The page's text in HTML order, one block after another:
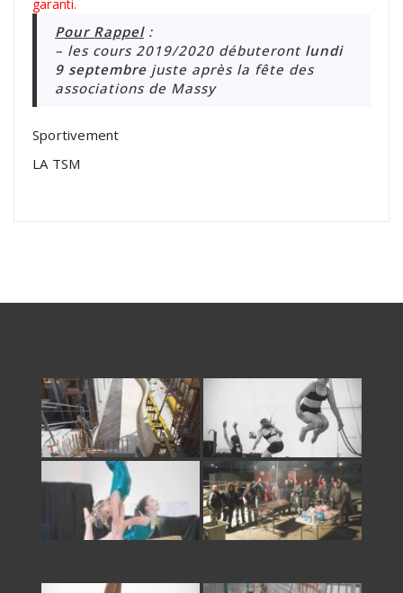
garanti.
Pour Rappel :
– les cours 2019/2020 débuteront lundi
9 septembre juste après la fête des
associations de Massy
Sportivement
LA TSM